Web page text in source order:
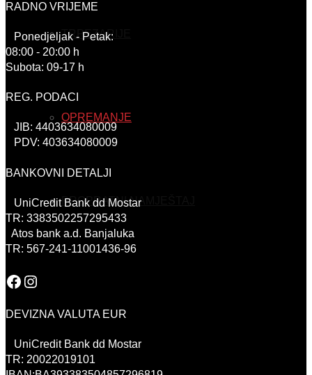
TRPEZARIJE
OPREMANJE
PROPRATNI NAMJEŠTAJ
RADNO VRIJEME
Ponedjeljak - Petak:
08:00 - 20:00 h
Subota: 09-17 h
REG. PODACI
JIB: 4403634080009
PDV: 403634080009
BANKOVNI DETALJI
UniCredit Bank dd Mostar
TR: 3383502257295433
Atos bank a.d. Banjaluka
TR: 567-241-11001436-96
Facebook
Instagram
DEVIZNA VALUTA EUR
UniCredit Bank dd Mostar
TR: 20022019101